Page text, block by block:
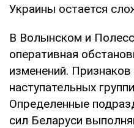
Украины остается
В Волынском и
оперативная
изменений.
наступательных
Определенные
сил Беларуси